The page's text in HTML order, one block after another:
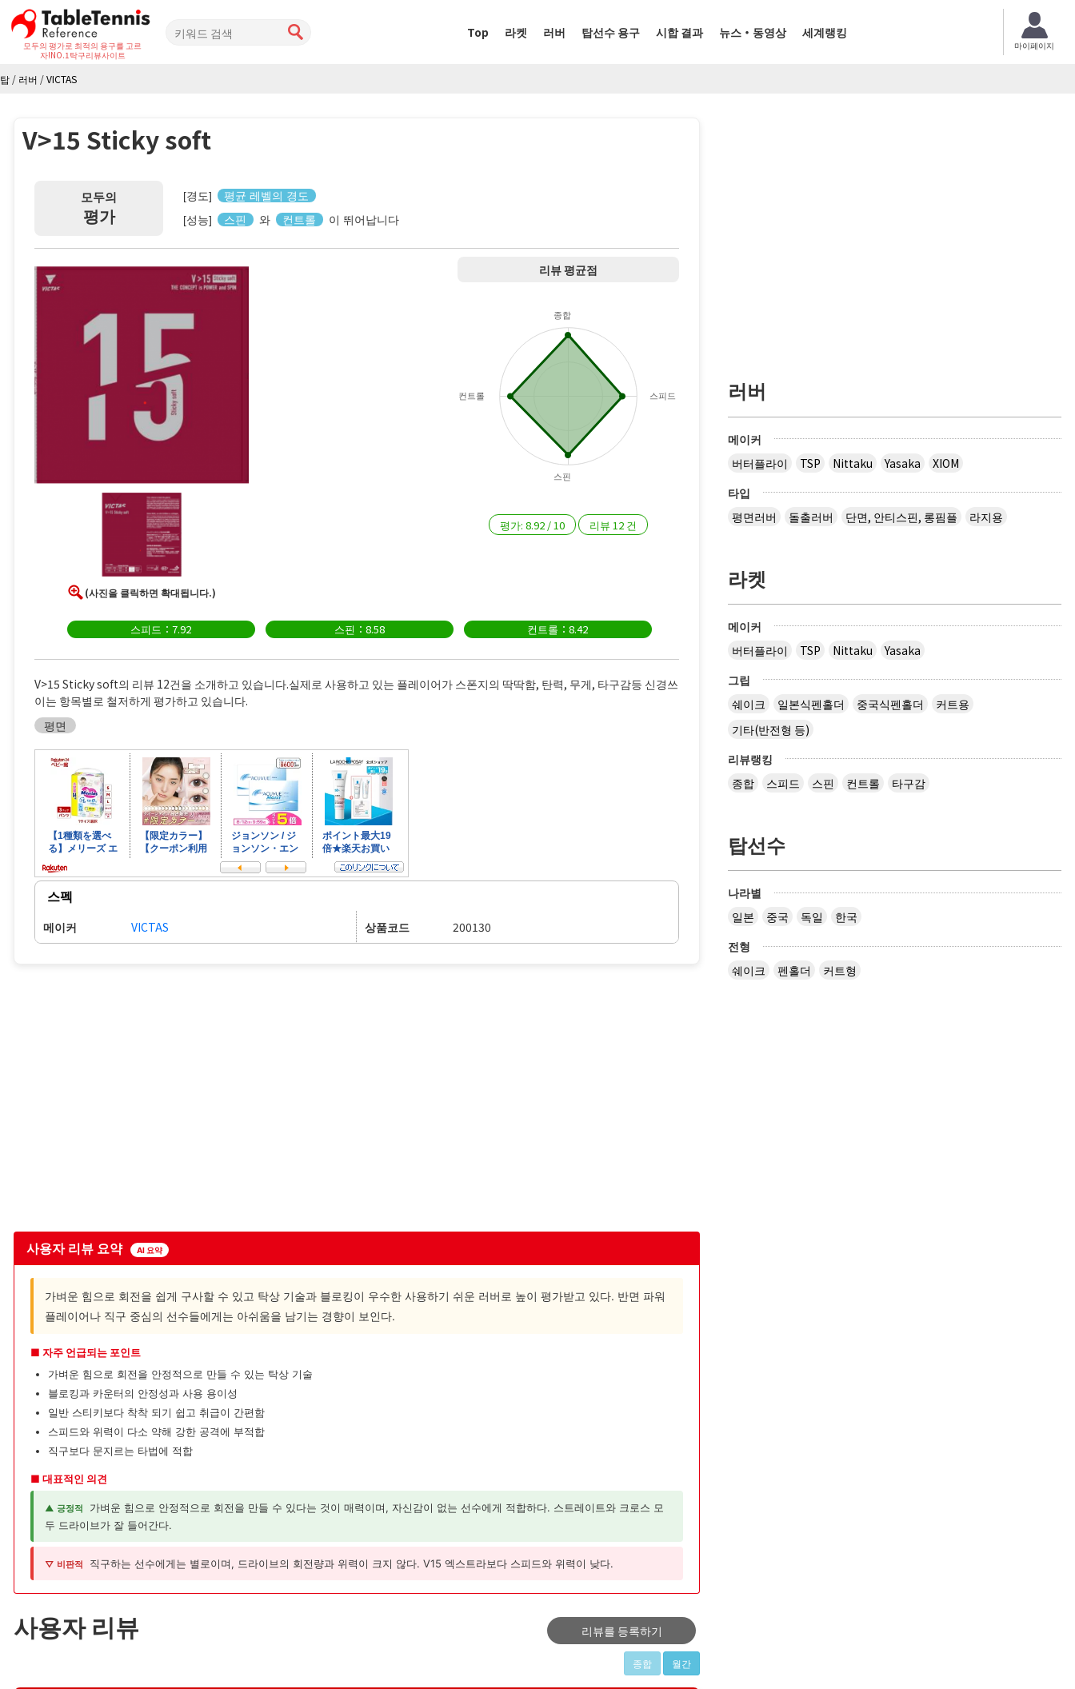
모두의 평가로 최적의 용구를 고르
자!NO.1탁구리뷰사이트
Top 라켓 러버 탑선수 용구 시합 결과 뉴스・동영상 세계랭킹
마이페이지
탑 / 러버 /VICTAS
V>15 Sticky soft
모두의
평가
[경도]
평균 레벨의 경도
[성능]
스핀 와 컨트롤 이 뛰어납니다
(사진을 클릭하면 확대됩니다.)
리뷰 평균점
종합
스피드
스핀
컨트롤
평가:8.92 /10 리뷰12 건
스피드：7.92 스핀：8.58 컨트롤：8.42
V>15 Sticky soft의 리뷰 12건을 소개하고 있습니다.실제로 사용하고 있는 플레이어가 스폰지의 딱딱함, 탄력, 무게, 타구감등 신경쓰
이는 항목별로 철저하게 평가하고 있습니다.
평면
스펙
메이커 VICTAS 상품코드 200130
사용자 리뷰 요약 AI 요약
가벼운 힘으로 회전을 쉽게 구사할 수 있고 탁상 기술과 블로킹이 우수한 사용하기 쉬운 러버로 높이 평가받고 있다. 반면 파워
플레이어나 직구 중심의 선수들에게는 아쉬움을 남기는 경향이 보인다.
■ 자주 언급되는 포인트
가벼운 힘으로 회전을 안정적으로 만들 수 있는 탁상 기술
블로킹과 카운터의 안정성과 사용 용이성
일반 스티키보다 착착 되기 쉽고 취급이 간편함
스피드와 위력이 다소 약해 강한 공격에 부적합
직구보다 문지르는 타법에 적합
■ 대표적인 의견
▲ 긍정적
가벼운 힘으로 안정적으로 회전을 만들 수 있다는 것이 매력이며, 자신감이 없는 선수에게 적합하다. 스트레이트와 크로스 모
두 드라이브가 잘 들어간다.
▽ 비판적 직구하는 선수에게는 별로이며, 드라이브의 회전량과 위력이 크지 않다. V15 엑스트라보다 스피드와 위력이 낮다.
사용자 리뷰 리뷰를 등록하기
종합 월간
러버
메이커
버터플라이
TSP Nittaku Yasaka
XIOM
타입
평면러버
돌출러버 단면, 안티스핀, 롱핌플 라지용
라켓
메이커
버터플라이
TSP Nittaku
Yasaka
그립
쉐이크
일본식펜홀더 중국식펜홀더
커트용
기타(반전형 등)
리뷰랭킹
종합
스피드 스핀 컨트롤 타구감
탑선수
나라별
일본
중국 독일
한국
전형
쉐이크
펜홀더 커트형